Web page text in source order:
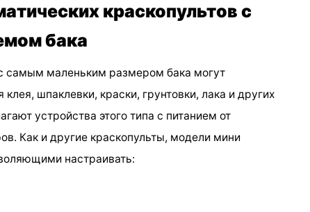
краскопультов с
бака
самым маленьким размером бака могут
шпаклевки, краски, грунтовки, лака и других
устройства этого типа с питанием от
Как и другие краскопульты, модели мини
настраивать: